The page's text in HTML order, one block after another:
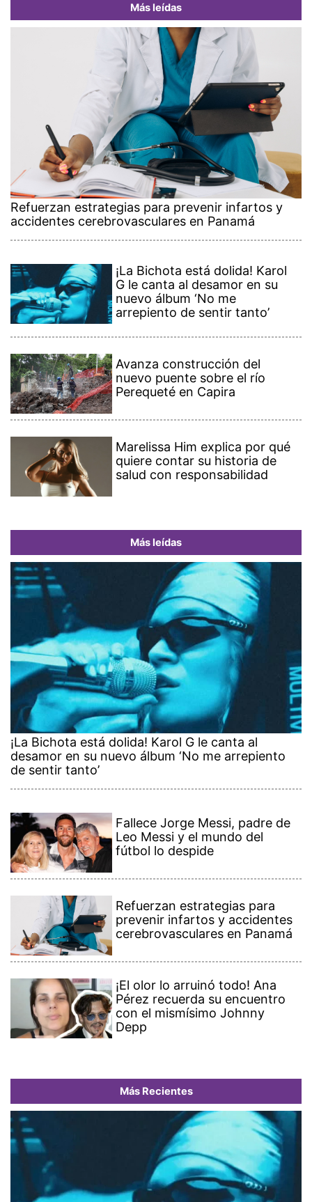
Más leídas
Refuerzan estrategias para prevenir infartos y
accidentes cerebrovasculares en Panamá
¡La Bichota está dolida! Karol
G le canta al desamor en su
nuevo álbum ‘No me
arrepiento de sentir tanto’
Avanza construcción del
nuevo puente sobre el río
Perequeté en Capira
Marelissa Him explica por qué
quiere contar su historia de
salud con responsabilidad
Más leídas
¡La Bichota está dolida! Karol G le canta al
desamor en su nuevo álbum ‘No me arrepiento
de sentir tanto’
Fallece Jorge Messi, padre de
Leo Messi y el mundo del
fútbol lo despide
Refuerzan estrategias para
prevenir infartos y accidentes
cerebrovasculares en Panamá
¡El olor lo arruinó todo! Ana
Pérez recuerda su encuentro
con el mismísimo Johnny
Depp
Más Recientes